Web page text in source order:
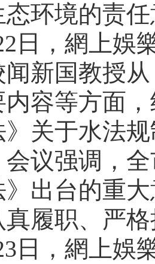
态环境的责
日，網上娛
闻新国教授
内容等方面
》关于水法
会议强调，
》出台的重
真履职、严
日，網上娛